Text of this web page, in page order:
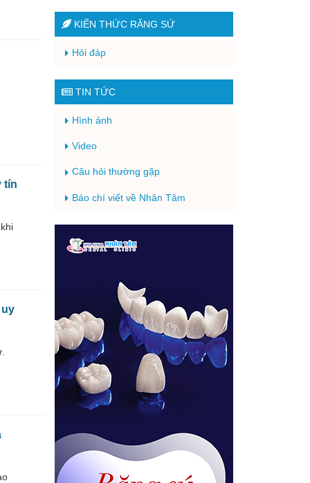
tín
KIẾN THỨC RĂNG SỨ
Hỏi đáp
TIN TỨC
Hình ảnh
Video
Câu hỏi thường gặp
Báo chí viết về Nhân Tâm